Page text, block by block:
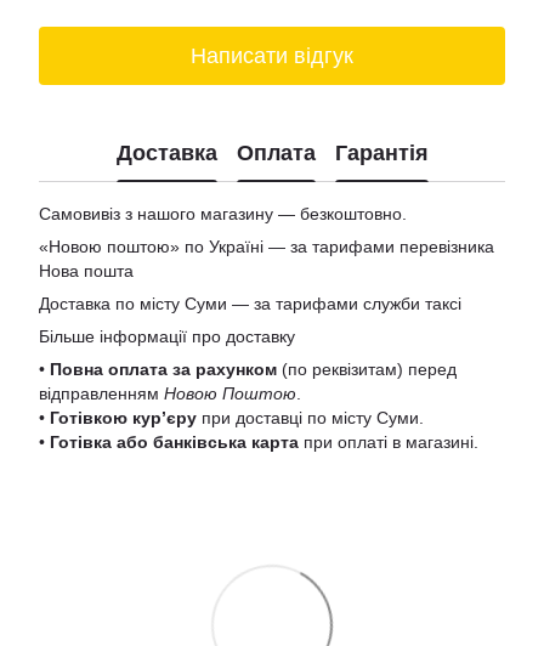
Написати відгук
Доставка Оплата Гарантія
Самовивіз з нашого магазину — безкоштовно.
«Новою поштою» по Україні — за тарифами перевізника
Нова пошта
Доставка по місту Суми — за тарифами служби таксі
Більше інформації про доставку
• Повна оплата за рахунком (по реквізитам) перед
відправленням Новою Поштою
• Готівкою кур’єру при доставці по місту Суми.
• Готівка або банківська карта при оплаті в магазині.